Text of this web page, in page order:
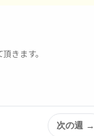
きます。
次の週 →